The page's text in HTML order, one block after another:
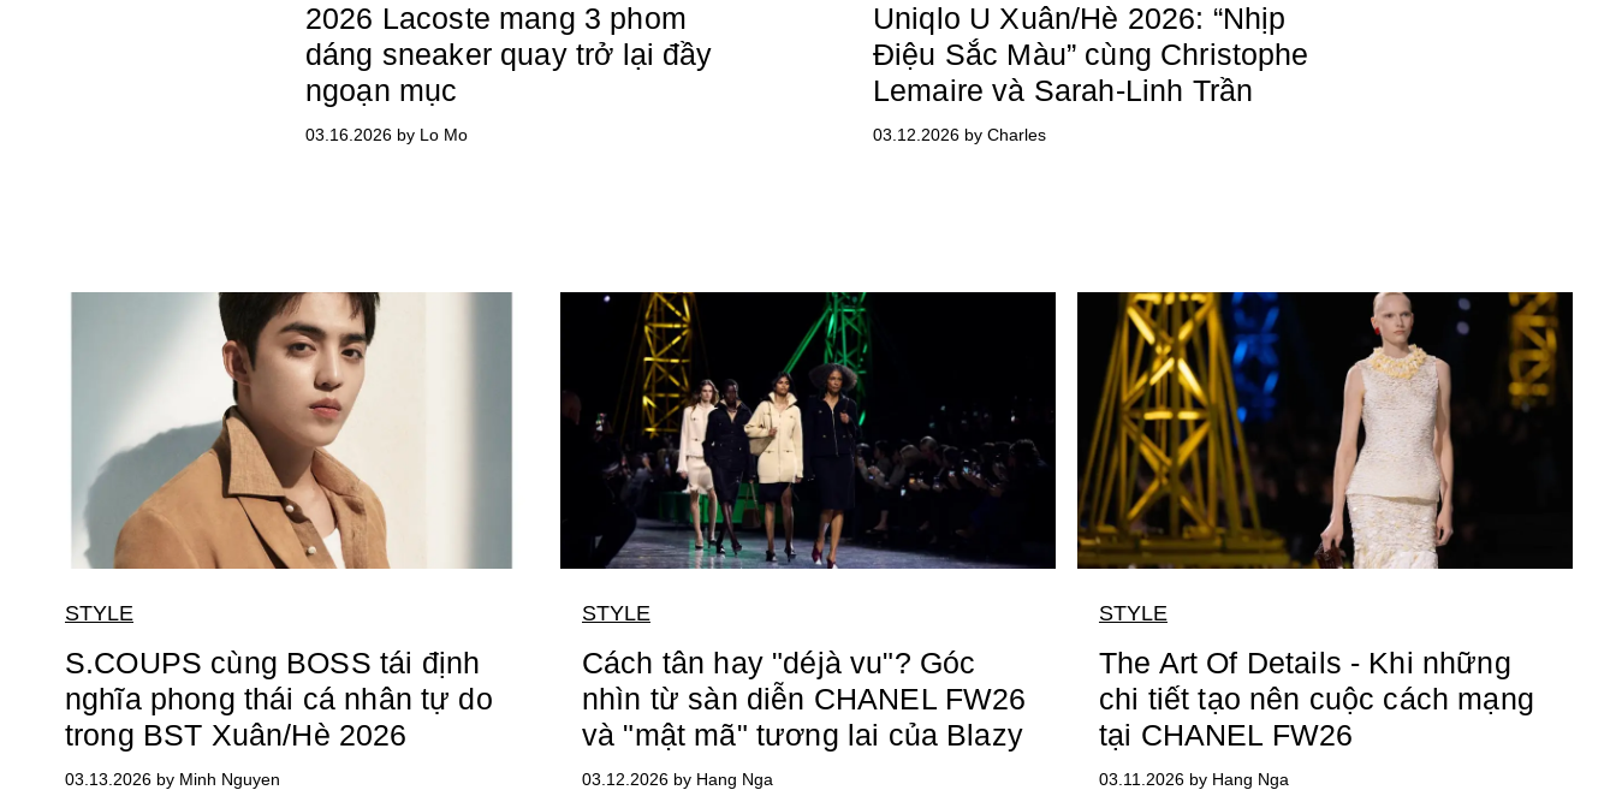
2026 Lacoste mang 3 phom
dáng sneaker quay trở lại đầy
ngoạn mục
03.16.2026 by Lo Mo
Uniqlo U Xuân/Hè 2026: “Nhịp
Điệu Sắc Màu” cùng Christophe
Lemaire và Sarah-Linh Trần
03.12.2026 by Charles
STYLE
S.COUPS cùng BOSS tái định
nghĩa phong thái cá nhân tự do
trong BST Xuân/Hè 2026
03.13.2026 by Minh Nguyen
STYLE
Cách tân hay "déjà vu"? Góc
nhìn từ sàn diễn CHANEL FW26
và "mật mã" tương lai của Blazy
03.12.2026 by Hang Nga
STYLE
The Art Of Details - Khi những
chi tiết tạo nên cuộc cách mạng
tại CHANEL FW26
03.11.2026 by Hang Nga